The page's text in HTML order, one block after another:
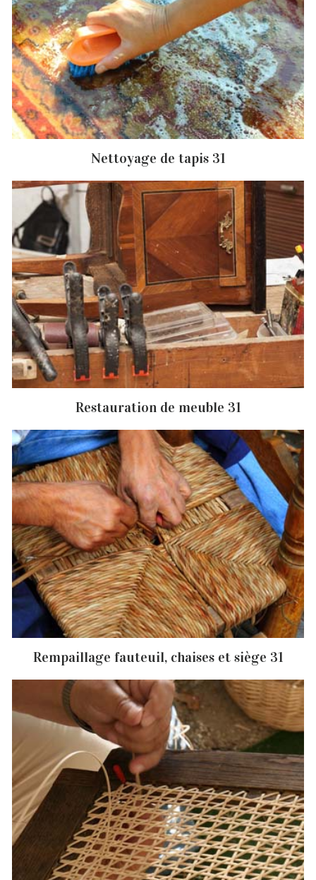
Nettoyage de tapis 31
Restauration de meuble 31
Rempaillage fauteuil, chaises et siège 31